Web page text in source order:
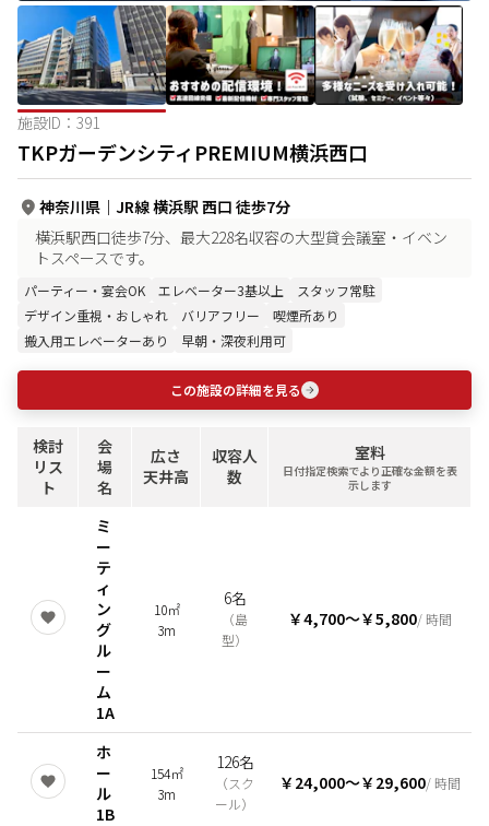
施設ID： 391
TKPガーデンシティPREMIUM横浜西口
神奈川県 ｜ JR線 横浜駅 西口 徒歩7分
横浜駅西口徒歩7分、最大228名収容の大型貸会議室・イベン
トスペースです。
パーティー・宴会OK エレベーター3基以上
スタッフ常駐
デザイン重視・おしゃれ
バリアフリー
喫煙所あり
搬入用エレベーターあり
早朝・深夜利用可
この施設の詳細を見る
検討
リス
ト
会
場
名
広さ
天井高
収容人
数
室料
日付指定検索でより正確な金額を表
示します
ミ
ー
テ
ィ
ン
グ
ル
ー
ム
1A
10㎡
3m
6名
（島
型）
￥4,700〜￥5,800/ 時間
ホ
ー
ル
1B
154㎡
3m
126名
（スク
ール）
￥24,000〜￥29,600/ 時間